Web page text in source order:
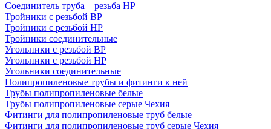
Соединитель труба – резьба НР
Тройники с резьбой ВР
Тройники с резьбой НР
Тройники соединительные
Угольники с резьбой ВР
Угольники с резьбой НР
Угольники соединительные
Полипропиленовые трубы и фитинги к ней
Трубы полипропиленовые белые
Трубы полипропиленовые серые Чехия
Фитинги для полипропиленовые труб белые
Фитинги для полипропиленовые труб серые Чехия